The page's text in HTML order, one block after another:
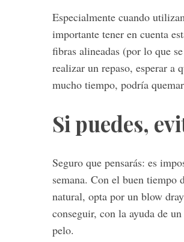
Especialmente cuando
importante tener en cuenta
fibras alineadas (por lo que
realizar un repaso, esperar a
mucho tiempo, podría
Si puedes,
Seguro que pensarás: es
semana. Con el buen tiempo
natural, opta por un blow
conseguir, con la ayuda de
pelo.